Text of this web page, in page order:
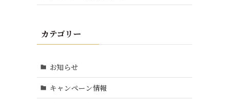
カテゴリー
お知らせ
キャンペーン情報